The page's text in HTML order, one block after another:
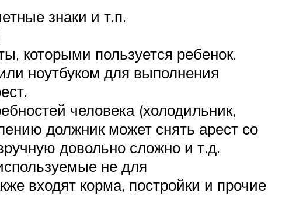
знаки и т.п.
которыми пользуется ребенок.
ноутбуком для выполнения
человека (холодильник,
должник может снять арест со
довольно сложно и т.д.
не для
входят корма, постройки и прочие